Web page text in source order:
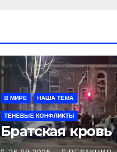
В МИРЕ НАША ТЕМА
ТЕНЕВЫЕ КОНФЛИКТЫ
Братская кровь